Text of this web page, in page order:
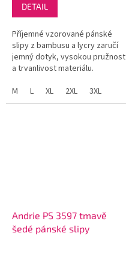
DETAIL
Příjemné vzorované pánské
slipy z bambusu a lycry zaručí
jemný dotyk, vysokou pružnost
a trvanlivost materiálu.
M
L XL 2XL 3XL
Andrie PS 3597 tmavě
šedé pánské slipy